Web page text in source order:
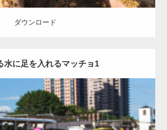
ダウンロード
水に足を入れるマッチョ1